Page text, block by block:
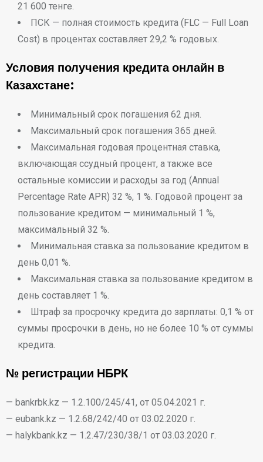
21 600 тенге.
ПСК — полная стоимость кредита (FLC — Full Loan
Cost) в процентах составляет 29,2 % годовых.
Условия получения кредита онлайн в
Казахстане:
Минимальный срок погашения 62 дня.
Максимальный срок погашения 365 дней.
Максимальная годовая процентная ставка,
включающая ссудный процент, а также все
остальные комиссии и расходы за год (Annual
Percentage Rate APR) 32 %, 1 %. Годовой процент за
пользование кредитом — минимальный 1 %,
максимальный 32 %.
Минимальная ставка за пользование кредитом в
день 0,01 %.
Максимальная ставка за пользование кредитом в
день составляет 1 %.
Штраф за просрочку кредита до зарплаты: 0,1 % от
суммы просрочки в день, но не более 10 % от суммы
кредита.
№ регистрации НБРК
— bankrbk.kz — 1.2.100/245/41, от 05.04.2021 г.
— eubank.kz — 1.2.68/242/40 от 03.02.2020 г.
— halykbank.kz — 1.2.47/230/38/1 от 03.03.2020 г.